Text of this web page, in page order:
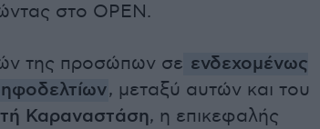
στο OPEN.
της προσώπων σε ενδεχομένως
, μεταξύ αυτών και του
Καραναστάση, η επικεφαλής